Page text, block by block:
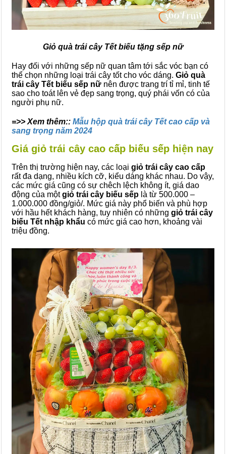
Giỏ quà trái cây Tết biếu tặng sếp nữ
Hay đối với những sếp nữ quan tâm tới sắc vóc bạn có
thể chọn những loại trái cây tốt cho vóc dáng. Giỏ quà
trái cây Tết biếu sếp nữ nên được trang trí tỉ mỉ, tinh tế
sao cho toát lên vẻ đẹp sang trọng, quý phái vốn có của
người phụ nữ.
=>> Xem thêm:: Mẫu hộp quà trái cây Tết cao cấp và
sang trọng năm 2024
Giá giỏ trái cây cao cấp biếu sếp hiện nay
Trên thị trường hiện nay, các loại giỏ trái cây cao cấp
rất đa dạng, nhiều kích cỡ, kiểu dáng khác nhau. Do vậy,
các mức giá cũng có sự chêch lệch không ít, giá dao
động của mộtgiỏ trái cây biếu sếp là từ 500.000 –
1.000.000 đồng/giỏ/. Mức giá này phổ biến và phù hợp
với hầu hết khách hàng, tuy nhiên có những giỏ trái cây
biếu Tết nhập khẩu có mức giá cao hơn, khoảng vài
triệu đồng.